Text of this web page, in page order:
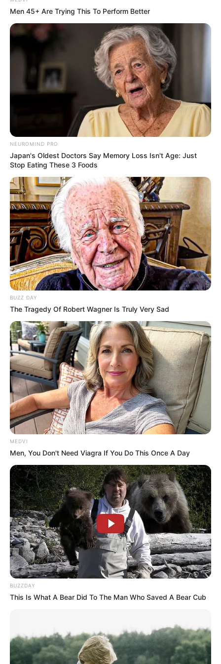
«Με είχαν πάρει τηλέφωνο δήθεν από τη ΔΕΗ
ότι θα μου κόψουν το ρεύμα, να ανάψω το μικρό
μάτι της κουζίνας γιατί γίνεται διαρροή,
βεβαίως το έκλεισα το τηλέφωνο», αναφέρει
θύμα της απάτης.
Την ίδια ώρα, η αστυνομία εξιχνίασε και άλλες
απάτες αυτή τη φορά στη Βοιωτία. Στην
Τανάγρα συνελήφθη ένας 38χρονος «μαϊμού»
ασφαλιστής, ενώ στη Θήβα ταυτοποιήθηκαν
τέσσερα άτομα που άρπαξαν από ηλικιωμένο
μέχρι και τα τηλεχειριστήρια της τηλεόρασης.
Η εφευρετικότητα των επιτήδειων όμως δεν
σταματά στο ρεύμα, καθώς επιστρατεύουν
ακόμη και σενάρια για τροχαία ατυχήματα
συγγενικών προσώπων.
Την ίδια ώρα, μια νέα μέθοδος απάτης με
πρόσχημα την επιστροφή χρημάτων από
«bonus» τραπεζικών καρτών βρίσκεται στο
μικροσκόπιο των Αρχών.
κάρτα δικαιούμαστε να πάρουμε μια επιστροφή.
Αυτό που μου κάνει εντύπωση είναι ότι δεν
παίρνουν ούτε καν από απόκρυψη».
Δράστης:«Δικαιούμαστε κάποιο bonus,
ψώνιζες αρκετά με κάρτα την περσινή χρονιά;».
Θύμα:«Ε όπως όλοι».
κάρτας γιατί θα πάρεις ένα bonus».
Αυτή η καταιγίδα απατών έχει δημιουργήσει
Men 45+ Are Trying This To Perform Better
NEUROMIND PRO
Japan's Oldest Doctors Say Memory Loss Isn't Age: Just
Stop Eating These 3 Foods
BUZZ DAY
The Tragedy Of Robert Wagner Is Truly Very Sad
MEDVI
Men, You Don't Need Viagra If You Do This Once A Day
BUZZDAY
This Is What A Bear Did To The Man Who Saved A Bear Cub